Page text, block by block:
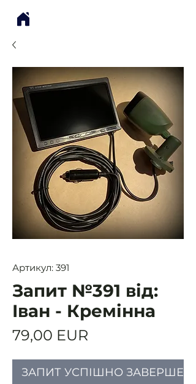
Артикул: 391
Запит №391 від:
Іван - Кремінна
79,00 EUR
ЗАПИТ УСПІШНО